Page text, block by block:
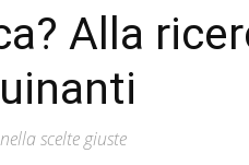
Alla
scelte giuste